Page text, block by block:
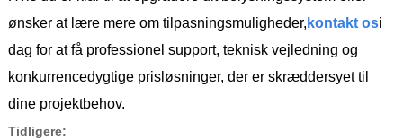
ønsker at lære mere om tilpasningsmuligheder, kontakt osi
dag for at få professionel support, teknisk vejledning og
konkurrencedygtige prisløsninger, der er skræddersyet til
dine projektbehov.
Tidligere: